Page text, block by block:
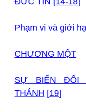
Phạm vi và giới
CHƯƠNG MỘT
SỰ BIẾN ĐỔI
THÁNH [19]